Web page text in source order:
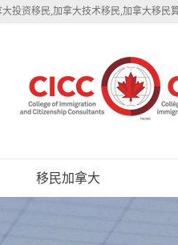
大投资移民,加拿大技术移民,加拿大移民
移民加拿大